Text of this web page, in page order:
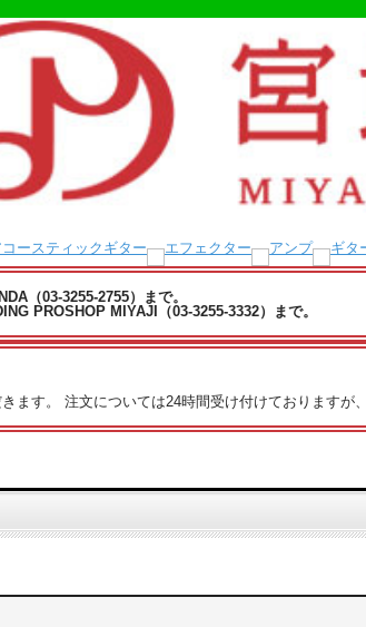
（03-3255-2755）まで。
PROSHOP MIYAJI（03-3255-3332）まで。
ます。 注文については24時間受け付けておりますが